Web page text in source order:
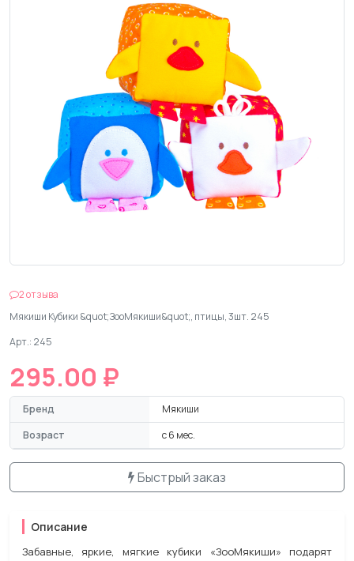
2 отзыва
Мякиши Кубики &quot;ЗооМякиши&quot;, птицы, 3шт. 245
Арт.: 245
295.00 ₽
Бренд
Мякиши
Возраст
с 6 мес.
Быстрый заказ
Описание
Забавные, яркие, мягкие кубики «ЗооМякиши» подарят